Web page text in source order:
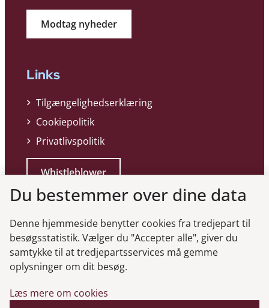
Modtag nyheder
Links
Tilgængelighedserklæring
Cookiepolitik
Privatlivspolitik
Whistleblower
Genveje
Gå til virksomhedsregisteret
Du bestemmer over dine data
Denne hjemmeside benytter cookies fra tredjepart til
besøgsstatistik. Vælger du "Accepter alle", giver du
samtykke til at tredjepartsservices må gemme
oplysninger om dit besøg.
Læs mere om cookies